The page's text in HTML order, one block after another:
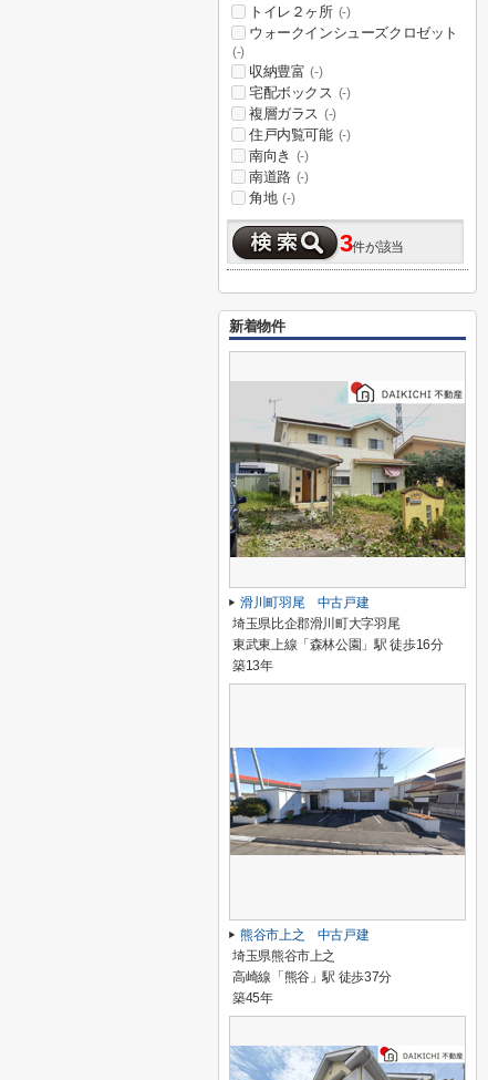
トイレ２ヶ所 (-)
ウォークインシューズクロゼット
(-)
収納豊富 (-)
宅配ボックス (-)
複層ガラス (-)
住戸内覧可能 (-)
南向き (-)
南道路 (-)
角地 (-)
3件が該当
新着物件
滑川町羽尾 中古戸建
埼玉県比企郡滑川町大字羽尾
東武東上線「森林公園」駅 徒歩16分
築13年
熊谷市上之 中古戸建
埼玉県熊谷市上之
高崎線「熊谷」駅 徒歩37分
築45年